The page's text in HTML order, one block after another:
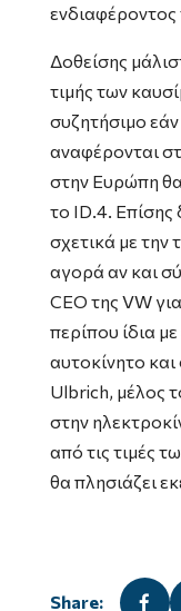
ενδιαφέροντος
Δοθείσης
τιμής των
συζητήσιμο
αναφέρονται
στην Ευρώπη θα
το ID.4. Επίσης
σχετικά με την
αγορά αν και
CEO της VW
περίπου ίδια
αυτοκίνητο
Ulbrich, μέλος
στην
από τις τιμές
θα πλησιάζει
